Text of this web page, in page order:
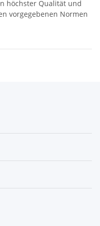
höchster Qualität und
vorgegebenen Normen